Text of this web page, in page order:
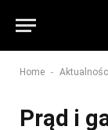
Home -
Prąd i